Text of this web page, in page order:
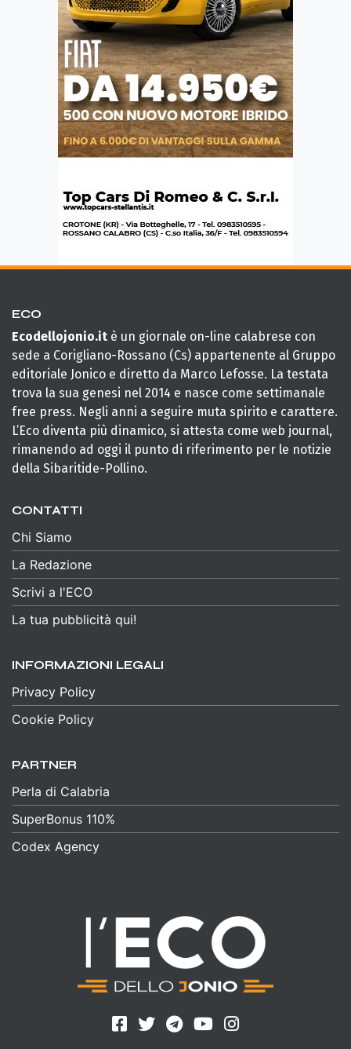
ECO
Ecodellojonio.it è un giornale on-line calabrese con
sede a Corigliano-Rossano (Cs) appartenente al Gruppo
editoriale Jonico e diretto da Marco Lefosse. La testata
trova la sua genesi nel 2014 e nasce come settimanale
free press. Negli anni a seguire muta spirito e carattere.
L’Eco diventa più dinamico, si attesta come web journal,
rimanendo ad oggi il punto di riferimento per le notizie
della Sibaritide-Pollino.
CONTATTI
Chi Siamo
La Redazione
Scrivi a l'ECO
La tua pubblicità qui!
INFORMAZIONI LEGALI
Privacy Policy
Cookie Policy
PARTNER
Perla di Calabria
SuperBonus 110%
Codex Agency